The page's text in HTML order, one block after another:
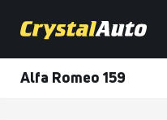
Alfa Romeo 159